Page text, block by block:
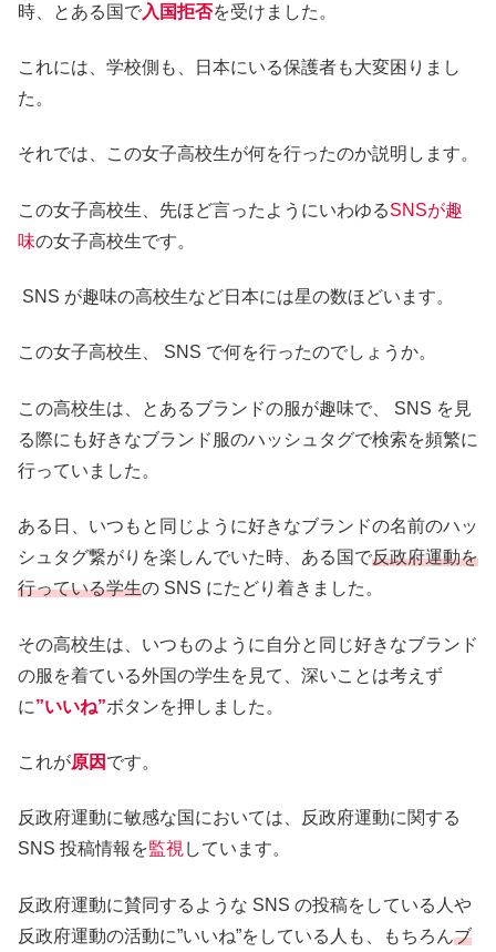
時、とある国で入国拒否を受けました。
これには、学校側も、日本にいる保護者も大変困りまし
た。
それでは、この女子高校生が何を行ったのか説明します。
この女子高校生、先ほど言ったようにいわゆるSNSが趣
味の女子高校生です。
SNS が趣味の高校生など日本には星の数ほどいます。
この女子高校生、 SNS で何を行ったのでしょうか。
この高校生は、とあるブランドの服が趣味で、 SNS を見
る際にも好きなブランド服のハッシュタグで検索を頻繁に
行っていました。
ある日、いつもと同じように好きなブランドの名前のハッ
シュタグ繋がりを楽しんでいた時、ある国で反政府運動を
行っている学生の SNS にたどり着きました。
その高校生は、いつものように自分と同じ好きなブランド
の服を着ている外国の学生を見て、深いことは考えず
に”いいね”ボタンを押しました。
これが原因 です。
反政府運動に敏感な国においては、反政府運動に関する
SNS 投稿情報を監視しています。
反政府運動に賛同するような SNS の投稿をしている人や
反政府運動の活動に”いいね”をしている人も、もちろんブ